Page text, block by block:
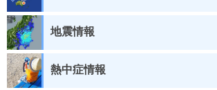
地震情報
熱中症情報